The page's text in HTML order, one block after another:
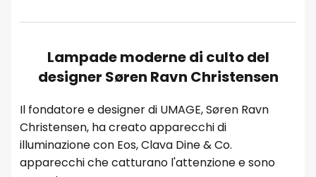
Lampade moderne di culto del
designer Søren Ravn Christensen
Il fondatore e designer di UMAGE, Søren Ravn
Christensen, ha creato apparecchi di
illuminazione con Eos, Clava Dine & Co.
apparecchi che catturano l'attenzione e sono